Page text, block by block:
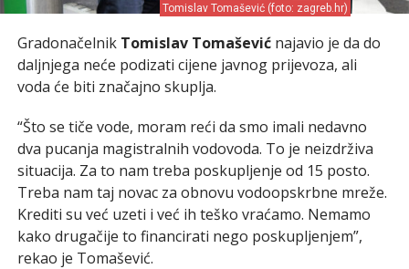
Tomislav Tomašević (foto: zagreb.hr)
Gradonačelnik Tomislav Tomaševićnajavio je da do
daljnjega neće podizati cijene javnog prijevoza, ali
voda će biti značajno skuplja.
“Što se tiče vode, moram reći da smo imali nedavno
dva pucanja magistralnih vodovoda. To je neizdrživa
situacija. Za to nam treba poskupljenje od 15 posto.
Treba nam taj novac za obnovu vodoopskrbne mreže.
Krediti su već uzeti i već ih teško vraćamo. Nemamo
kako drugačije to financirati nego poskupljenjem”,
rekao je Tomašević.